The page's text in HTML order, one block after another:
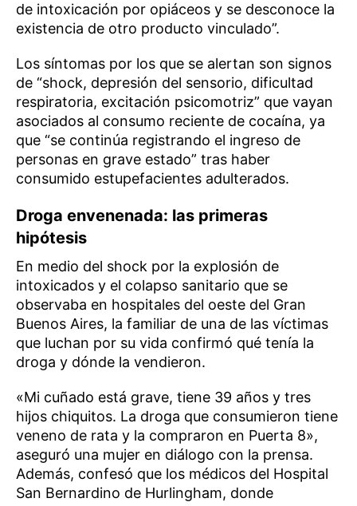
de intoxicación por opiáceos y se desconoce la
existencia de otro producto vinculado”.
Los síntomas por los que se alertan son signos
de “shock, depresión del sensorio, dificultad
respiratoria, excitación psicomotriz” que vayan
asociados al consumo reciente de cocaína, ya
que “se continúa registrando el ingreso de
personas en grave estado” tras haber
consumido estupefacientes adulterados.
Droga envenenada: las primeras
hipótesis
En medio del shock por la explosión de
intoxicados y el colapso sanitario que se
observaba en hospitales del oeste del Gran
Buenos Aires, la familiar de una de las víctimas
que luchan por su vida confirmó qué tenía la
droga y dónde la vendieron.
«Mi cuñado está grave, tiene 39 años y tres
hijos chiquitos. La droga que consumieron tiene
veneno de rata y la compraron en Puerta 8»,
aseguró una mujer en diálogo con la prensa.
Además, confesó que los médicos del Hospital
San Bernardino de Hurlingham, donde